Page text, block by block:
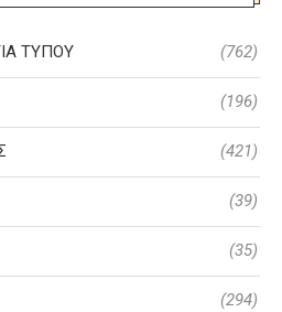
ΤΥΠΟΥ (762)
(196)
(421)
(39)
(35)
(294)